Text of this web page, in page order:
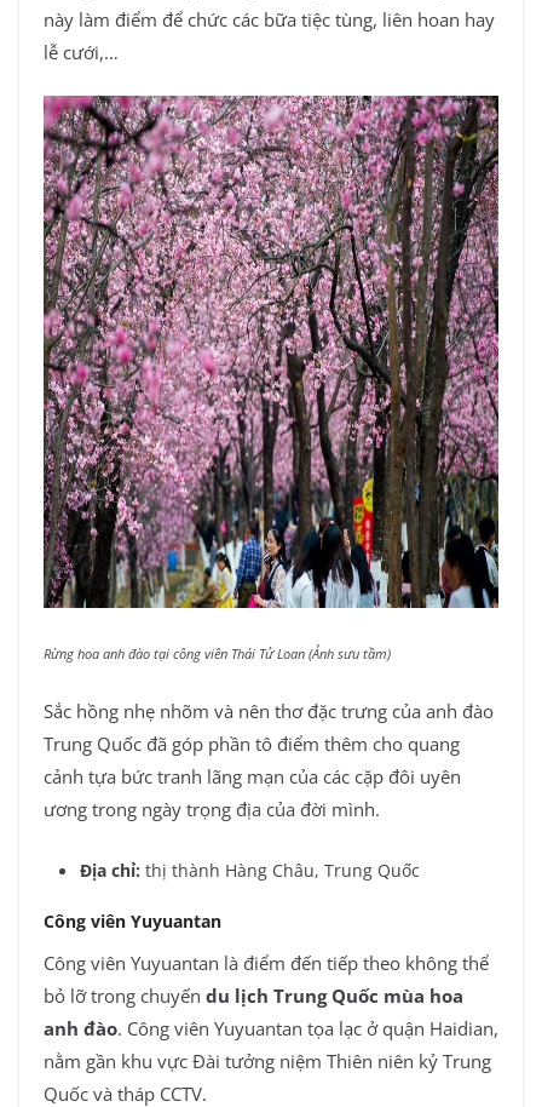
này làm điểm để chức các bữa tiệc tùng, liên hoan hay
lễ cưới,…
Rừng hoa anh đào tại công viên Thái Tử Loan (Ảnh sưu tầm)
Sắc hồng nhẹ nhõm và nên thơ đặc trưng của anh đào
Trung Quốc đã góp phần tô điểm thêm cho quang
cảnh tựa bức tranh lãng mạn của các cặp đôi uyên
ương trong ngày trọng địa của đời mình.
Địa chỉ: thị thành Hàng Châu, Trung Quốc
Công viên Yuyuantan
Công viên Yuyuantan là điểm đến tiếp theo không thể
bỏ lỡ trong chuyến du lịch Trung Quốc mùa hoa
anh đào. Công viên Yuyuantan tọa lạc ở quận Haidian,
nằm gần khu vực Đài tưởng niệm Thiên niên kỷ Trung
Quốc và tháp CCTV.